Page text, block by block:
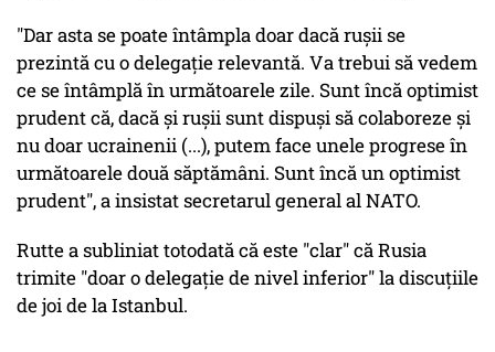
"Dar asta se poate întâmpla doar dacă ruşii se
prezintă cu o delegaţie relevantă. Va trebui să vedem
ce se întâmplă în următoarele zile. Sunt încă optimist
prudent că, dacă şi ruşii sunt dispuşi să colaboreze şi
nu doar ucrainenii (...), putem face unele progrese în
următoarele două săptămâni. Sunt încă un optimist
prudent", a insistat secretarul general al NATO.
Rutte a subliniat totodată că este "clar" că Rusia
trimite "doar o delegaţie de nivel inferior" la discuţiile
de joi de la Istanbul.